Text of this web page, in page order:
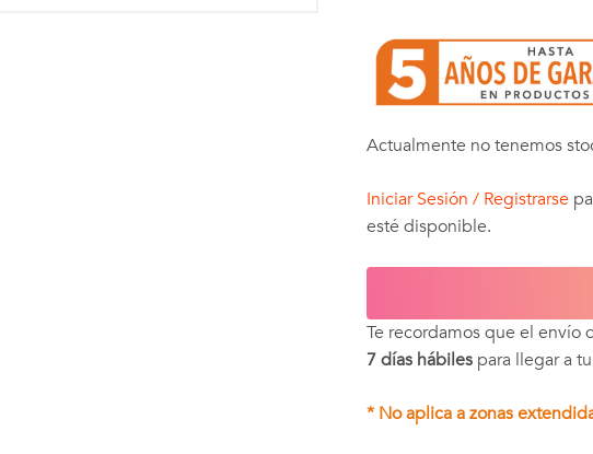
Actualmente no tenemos
Iniciar Sesión / Registrarse
esté disponible.
Te recordamos que el
7 días hábilespara llegar a
* No aplica a zonas